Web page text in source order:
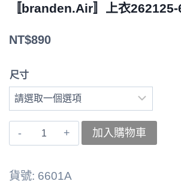
〚branden.Air〛上衣
NT$890
尺寸
〚branden.Air〛加入購物車
貨號: 6601A